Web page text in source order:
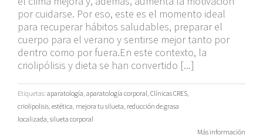
por cuidarse. Por eso, este es el momento ideal
para recuperar hábitos saludables, preparar el
cuerpo para el verano y sentirse mejor tanto por
dentro como por fuera.En este contexto, la
criolipólisis y dieta se han convertido [...]
Etiquetas: aparatología, aparatología corporal, Clínicas CRES,
criolipolisis, estética, mejora tu silueta, reducción de grasa
localizada, silueta corporal
Más información